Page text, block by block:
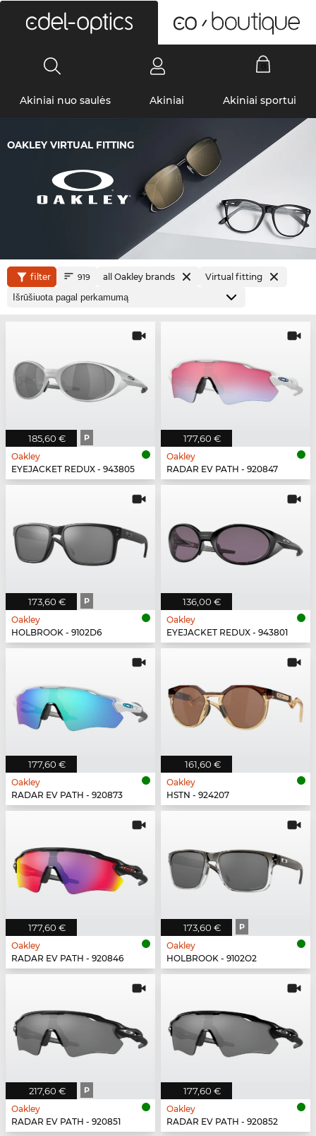
Akiniai nuo saulės Akiniai Akiniai sportui
OAKLEY VIRTUAL FITTING
filter 919 all Oakley brands Virtual fitting
185,60 € P
Oakley
EYEJACKET REDUX - 943805
177,60 €
Oakley
RADAR EV PATH - 920847
173,60 € P
Oakley
HOLBROOK - 9102D6
136,00 €
Oakley
EYEJACKET REDUX - 943801
177,60 €
Oakley
RADAR EV PATH - 920873
161,60 €
Oakley
HSTN - 924207
177,60 €
Oakley
RADAR EV PATH - 920846
173,60 € P
Oakley
HOLBROOK - 9102O2
217,60 € P
Oakley
RADAR EV PATH - 920851
177,60 €
Oakley
RADAR EV PATH - 920852